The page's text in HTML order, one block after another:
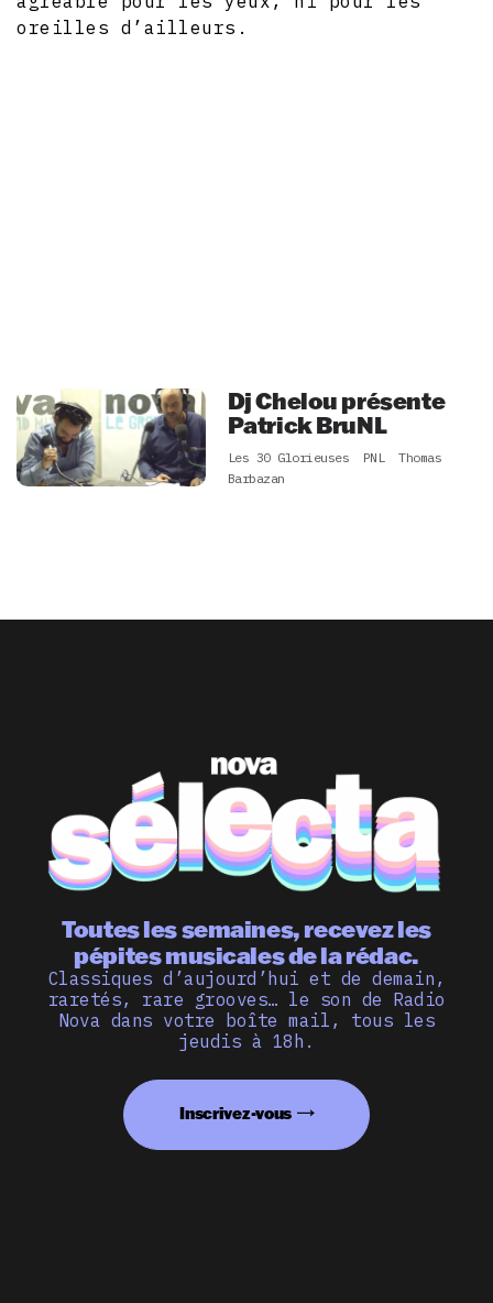
oreilles d’ailleurs.
Dj Chelou présente
Patrick BruNL
Les 30 Glorieuses PNL
Thomas
Barbazan
Toutes les semaines, recevez les
pépites musicales de la rédac.
Classiques d’aujourd’hui et de demain,
raretés, rare grooves… le son de Radio
Nova dans votre boîte mail, tous les
jeudis à 18h.
Inscrivez-vous